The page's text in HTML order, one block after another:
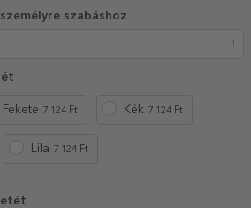
szabáshoz
Fekete 7 124 Ft Kék 7 124 Ft
Lila 7 124 Ft